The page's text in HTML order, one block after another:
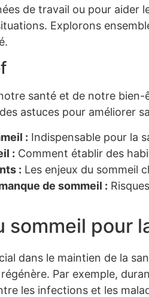
de travail ou pour aider
Explorons
santé et de notre
astuces pour améliorer
: Indispensable pour la
: Comment établir des
: Les enjeux du sommeil
de sommeil :
sommeil pour
dans le maintien de la
Par exemple,
les infections et les